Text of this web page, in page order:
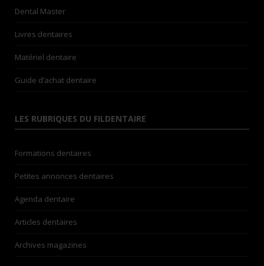
Dental Master
Livres dentaires
Matériel dentaire
Guide d’achat dentaire
LES RUBRIQUES DU FILDENTAIRE
Formations dentaires
Petites annonces dentaires
Agenda dentaire
Articles dentaires
Archives magazines